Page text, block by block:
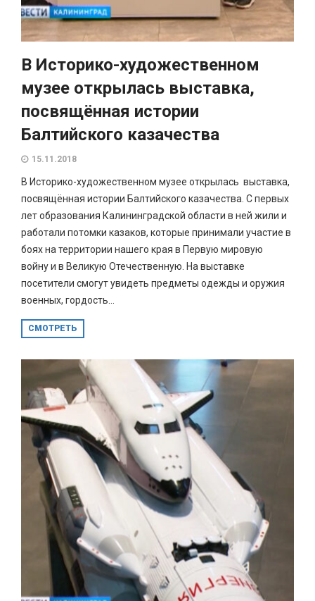
В Историко-художественном
музее открылась выставка,
посвящённая истории
Балтийского казачества
15.11.2018
В Историко-художественном музее открылась выставка,
посвящённая истории Балтийского казачества. С первых
лет образования Калининградской области в ней жили и
работали потомки казаков, которые принимали участие в
боях на территории нашего края в Первую мировую
войну и в Великую Отечественную. На выставке
посетители смогут увидеть предметы одежды и оружия
военных, гордость...
СМОТРЕТЬ